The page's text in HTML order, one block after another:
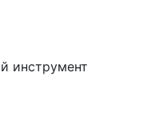
инструмент